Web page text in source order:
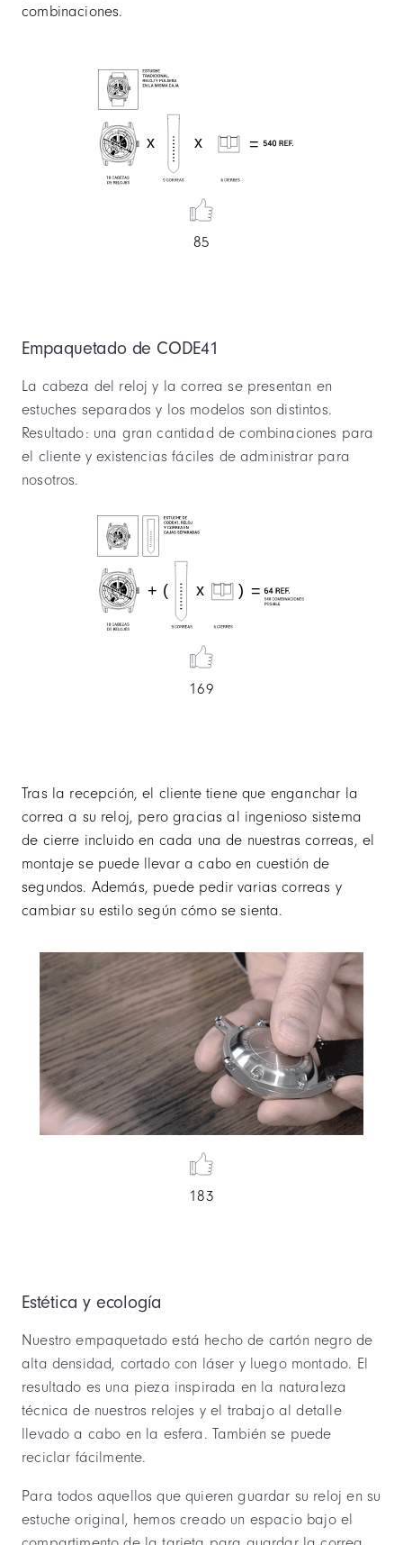
combinaciones.
85
Empaquetado de CODE41
La cabeza del reloj y la correa se presentan en
estuches separados y los modelos son distintos.
Resultado: una gran cantidad de combinaciones para
el cliente y existencias fáciles de administrar para
nosotros.
169
Tras la recepción, el cliente tiene que enganchar la
correa a su reloj, pero gracias al ingenioso sistema
de cierre incluido en cada una de nuestras correas, el
montaje se puede llevar a cabo en cuestión de
segundos. Además, puede pedir varias correas y
cambiar su estilo según cómo se sienta.
183
Estética y ecología
Nuestro empaquetado está hecho de cartón negro de
alta densidad, cortado con láser y luego montado. El
resultado es una pieza inspirada en la naturaleza
técnica de nuestros relojes y el trabajo al detalle
llevado a cabo en la esfera. También se puede
reciclar fácilmente.
Para todos aquellos que quieren guardar su reloj en su
estuche original, hemos creado un espacio bajo el